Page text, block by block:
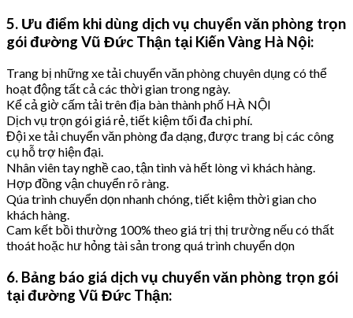
5. Ưu điểm khi dùng dịch vụ chuyển văn phòng trọn
gói đường Vũ Đức Thận tại Kiến Vàng Hà Nội:
Trang bị những xe tải chuyển văn phòng chuyên dụng có thể
hoạt động tất cả các thời gian trong ngày.
Kể cả giờ cấm tải trên địa bàn thành phố HÀ NỘI
Dịch vụ trọn gói giá rẻ, tiết kiệm tối đa chi phí.
Đội xe tải chuyển văn phòng đa dạng, được trang bị các công
cụ hỗ trợ hiện đại.
Nhân viên tay nghề cao, tận tình và hết lòng vì khách hàng.
Hợp đồng vận chuyển rõ ràng.
Qúa trình chuyển dọn nhanh chóng, tiết kiệm thời gian cho
khách hàng.
Cam kết bồi thường 100% theo giá trị thị trường nếu có thất
thoát hoặc hư hỏng tài sản trong quá trình chuyển dọn
6. Bảng báo giá dịch vụ chuyển văn phòng trọn gói
tại đường Vũ Đức Thận: